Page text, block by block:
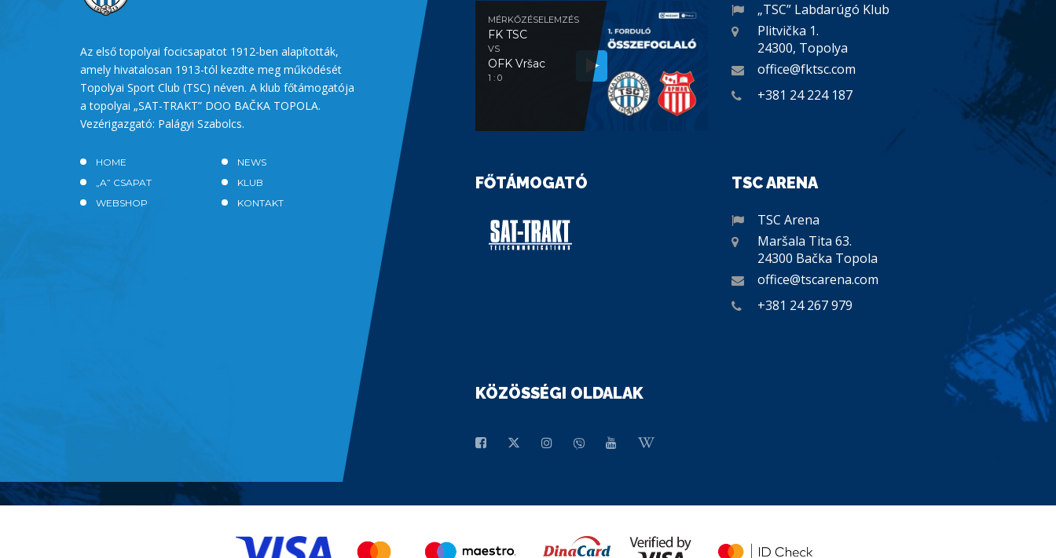
Az első topolyai focicsapatot 1912-ben alapították,
amely hivatalosan 1913-tól kezdte meg működését
Topolyai Sport Club (TSC) néven. A klub főtámogatója
a topolyai „SAT-TRAKT” DOO BAČKA TOPOLA.
Vezérigazgató: Palágyi Szabolcs.
HOME
NEWS
„A” CSAPAT
KLUB
WEBSHOP
KONTAKT
MÉRKŐZÉSELEMZÉS
FK TSC
VS
OFK Vršac
1 : 0
„TSC” Labdarúgó Klub
Plitvička 1.
24300, Topolya
office@fktsc.com
+381 24 224 187
FŐTÁMOGATÓ TSC ARENA
TSC Arena
Maršala Tita 63.
24300 Bačka Topola
office@tscarena.com
+381 24 267 979
KÖZÖSSÉGI OLDALAK